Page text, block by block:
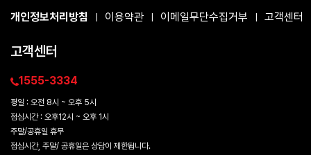
개인정보처리방침 이용약관 이메일무단수집거부 고객센터
고객센터
1555-3334
평일 : 오전 8시 ~ 오후 5시
점심시간 : 오후12시 ~ 오후 1시
주말/공휴일 휴무
점심시간, 주말/ 공휴일은 상담이 제한됩니다.